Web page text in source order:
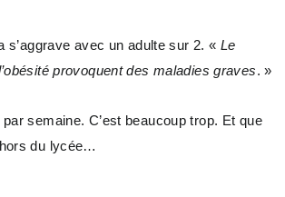
avec un adulte sur 2. « Le
provoquent des maladies graves. »
semaine. C’est beaucoup trop. Et que
du lycée…